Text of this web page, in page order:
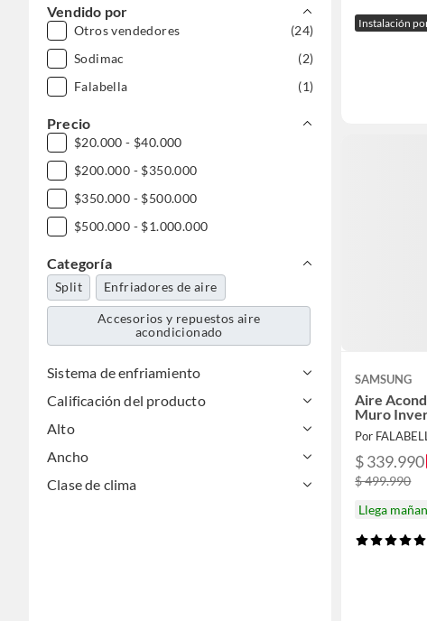
Vendido por
Otros vendedores
(24)
Sodimac
(2)
Falabella
(1)
Precio
$20.000 - $40.000
$200.000 - $350.000
$350.000 - $500.000
$500.000 - $1.000.000
Categoría
Split Enfriadores de aire
Accesorios y repuestos aire
acondicionado
Sistema de enfriamiento
Calificación del producto
Alto
Ancho
Clase de clima
Instalación
SAMSUNG
Aire
Muro
Por
$ 339.990
$ 499.990
Llega